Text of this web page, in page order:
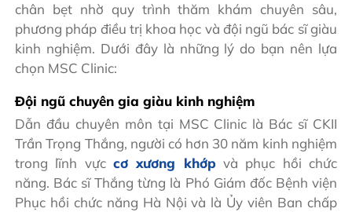
chân bẹt nhờ quy trình thăm khám chuyên sâu,
phương pháp điều trị khoa học và đội ngũ bác sĩ giàu
kinh nghiệm. Dưới đây là những lý do bạn nên lựa
chọn MSC Clinic:
Đội ngũ chuyên gia giàu kinh nghiệm
Dẫn đầu chuyên môn tại MSC Clinic là Bác sĩ CKII
Trần Trọng Thắng, người có hơn 30 năm kinh nghiệm
trong lĩnh vựccơ xương khớp và phục hồi chức
năng. Bác sĩ Thắng từng là Phó Giám đốc Bệnh viện
Phục hồi chức năng Hà Nội và là Ủy viên Ban chấp